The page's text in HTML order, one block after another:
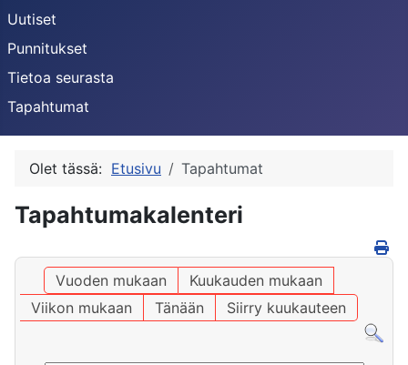
Uutiset
Punnitukset
Tietoa seurasta
Tapahtumat
Olet tässä: Etusivu Tapahtumat
Tapahtumakalenteri
Vuoden mukaan
Kuukauden mukaan
Viikon mukaan
Tänään Siirry kuukauteen